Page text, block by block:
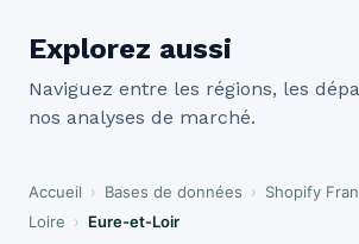
Explorez aussi
Naviguez entre les régions, les
nos analyses de marché.
Accueil › Bases de données › Shopify
Loire › Eure-et-Loir